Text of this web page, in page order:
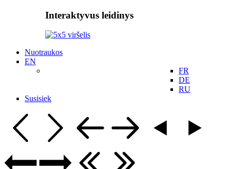
Interaktyvus leidinys
Nuotraukos
EN
FR
DE
RU
Susisiek